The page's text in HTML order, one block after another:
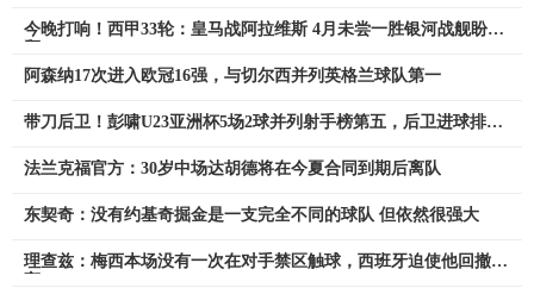
今晚打响！西甲33轮：皇马战阿拉维斯 4月未尝一胜银河战舰盼止
阿森纳17次进入欧冠16强，与切尔西并列英格兰球队第一
带刀后卫！彭啸U23亚洲杯5场2球并列射手榜第五，后卫进球排第
法兰克福官方：30岁中场达胡德将在今夏合同到期后离队
东契奇：没有约基奇掘金是一支完全不同的球队 但依然很强大
理查兹：梅西本场没有一次在对手禁区触球，西班牙迫使他回撤防